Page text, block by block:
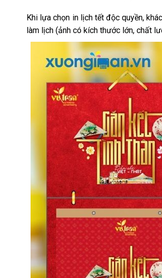
Khi lựa chọn in lịch tết độc quyền,
làm lịch (ảnh có kích thước lớn, chất